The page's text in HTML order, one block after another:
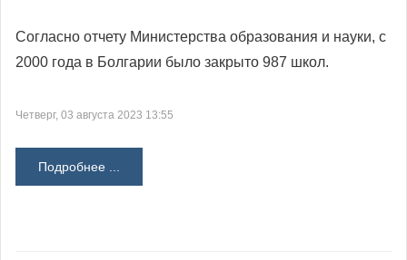
Согласно отчету Министерства образования и науки, с
2000 года в Болгарии было закрыто 987 школ.
Четверг, 03 августа 2023 13:55
Подробнее ...